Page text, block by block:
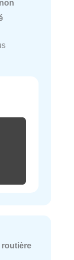
non
routière